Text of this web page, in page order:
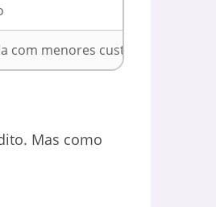
com menores custos
Mas como